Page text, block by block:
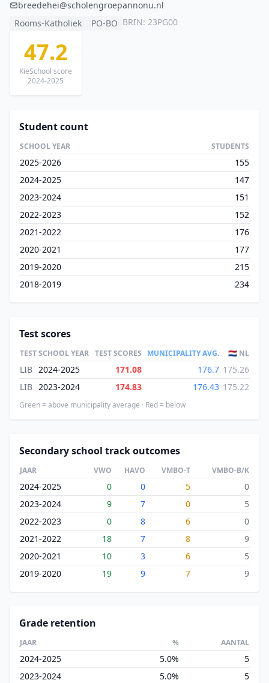
breedehei@scholengroepannonu.nl
Rooms-Katholiek
PO-BO BRIN: 23PG00
47.2
KieSchool score
2024-2025
Student count
SCHOOL YEAR STUDENTS
2025-2026
155
2024-2025
147
2023-2024
151
2022-2023
152
2021-2022
176
2020-2021
177
2019-2020
215
2018-2019
234
Test scores
TESTSCHOOL YEAR TEST SCORES MUNICIPALITY AVG. 🇳🇱 NL
LIB 2024-2025 171.08 176.7 175.26
LIB 2023-2024 174.83 176.43 175.22
Green = above municipality average · Red = below
Secondary school track outcomes
JAAR VWO HAVO VMBO-T VMBO-B/K
2024-2025 0 0 5
0
2023-2024
9 7 0
5
2022-2023
0 8 6
0
2021-2022
18 7 8
9
2020-2021
10 3 6
5
2019-2020
19 9 7 9
Grade retention
JAAR % AANTAL
2024-2025 5.0%
5
2023-2024
5.0%
5